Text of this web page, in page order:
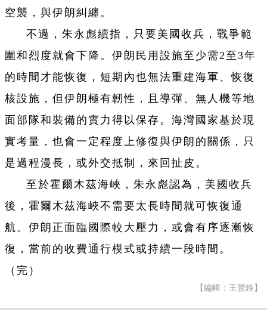
空襲，與伊朗糾纏。
不過，朱永彪續指，只要美國收兵，戰爭範
圍和烈度就會下降。伊朗民用設施至少需2至3年
的時間才能恢復，短期內也無法重建海軍、恢復
核設施，但伊朗極有韌性，且導彈、無人機等地
面部隊和裝備的實力得以保存。海灣國家基於現
實考量，也會一定程度上修復與伊朗的關係，只
是過程漫長，或外交抵制，來回扯皮。
至於霍爾木茲海峽，朱永彪認為，美國收兵
後，霍爾木茲海峽不需要太長時間就可恢復通
航。伊朗正面臨國際較大壓力，或會有序逐漸恢
復，當前的收費通行模式或持續一段時間。
（完）
【編輯：王豐鈴】